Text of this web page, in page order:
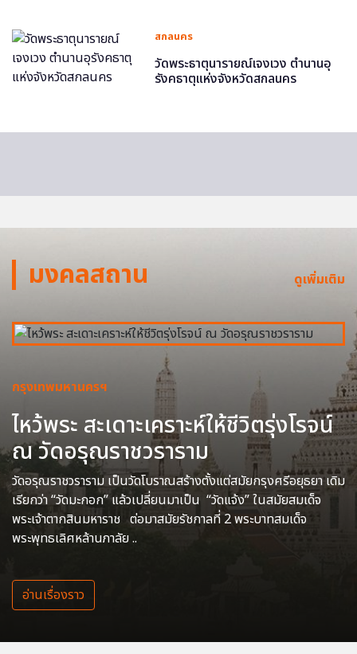
สกลนคร
วัดพระธาตุนารายณ์เจงเวง ตำนานอุ
รังคธาตุแห่งจังหวัดสกลนคร
มงคลสถาน ดูเพิ่มเติม
กรุงเทพมหานครฯ
ไหว้พระ สะเดาะเคราะห์ให้ชีวิตรุ่งโรจน์
ณ วัดอรุณราชวราราม
วัดอรุณราชวราราม เป็นวัดโบราณสร้างตั้งแต่สมัยกรุงศรีอยุธยา เดิม
เรียกว่า “วัดมะกอก” แล้วเปลี่ยนมาเป็น “วัดแจ้ง” ในสมัยสมเด็จ
พระเจ้าตากสินมหาราช ต่อมาสมัยรัชกาลที่ 2 พระบาทสมเด็จ
พระพุทธเลิศหล้านภาลัย ..
อ่านเรื่องราว